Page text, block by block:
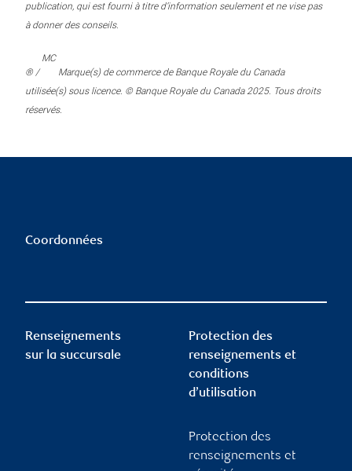
publication, qui est fourni à titre d’information seulement et ne vise pas
à donner des conseils.
® /
MC
Marque(s) de commerce de Banque Royale du Canada
utilisée(s) sous licence. © Banque Royale du Canada 2025. Tous droits
réservés.
Coordonnées
Renseignements
sur la succursale
Protection des
renseignements et
conditions
d’utilisation
Protection des
renseignements et